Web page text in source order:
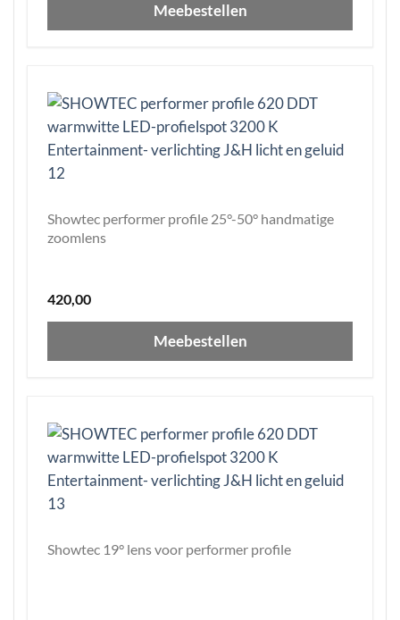
Meebestellen
Showtec performer profile 25°-50° handmatige
zoomlens
420,00
Meebestellen
Showtec 19° lens voor performer profile